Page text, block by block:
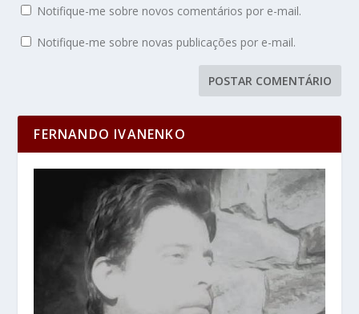
Notifique-me sobre novos comentários por e-mail.
Notifique-me sobre novas publicações por e-mail.
FERNANDO IVANENKO